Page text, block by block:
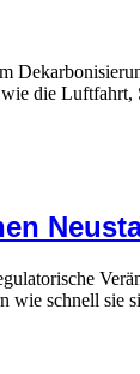
wie die
wie schnell sie